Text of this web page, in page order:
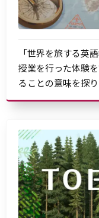
「世界を旅する英
授業を行った体験
ることの意味を探り